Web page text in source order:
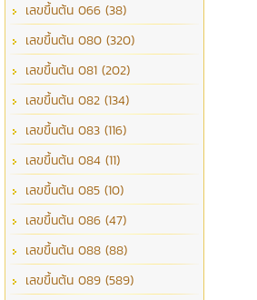
เลขขึ้นต้น 066 (38)
เลขขึ้นต้น 080 (320)
เลขขึ้นต้น 081 (202)
เลขขึ้นต้น 082 (134)
เลขขึ้นต้น 083 (116)
เลขขึ้นต้น 084 (11)
เลขขึ้นต้น 085 (10)
เลขขึ้นต้น 086 (47)
เลขขึ้นต้น 088 (88)
เลขขึ้นต้น 089 (589)